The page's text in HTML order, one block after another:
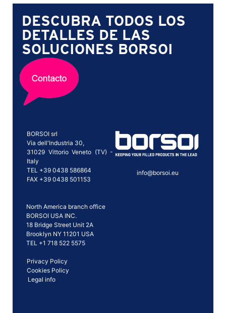
DESCUBRA TODOS LOS
DETALLES DE LAS
SOLUCIONES BORSOI
BORSOI srl
Via dell'Industria 30,
31029 Vittorio Veneto (TV) -
Italy
TEL +39 0438 586864
FAX +39 0438 501153
North America branch office
BORSOI USA INC.
18 Bridge Street Unit 2A
Brooklyn NY 11201 USA
TEL +1 718 522 5575
Privacy Policy
Cookies Policy
Legal info
info@borsoi.eu